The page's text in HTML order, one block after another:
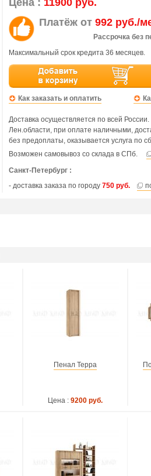
Цена : 11900 руб.
Платёж от 992 руб./
Рассрочка без
Максимальный срок кредита 36 месяцев.
Как заказать и оплатить
Доставка осуществляется по всей
Лен.области, при оплате наличными,
без предоплаты, оказывается услуга по
Возможен самовывоз со склада в СПб.
Санкт-Петербург :
- доставка заказа по городу 750 руб.
Пенал Терра
Цена : 9200 руб.